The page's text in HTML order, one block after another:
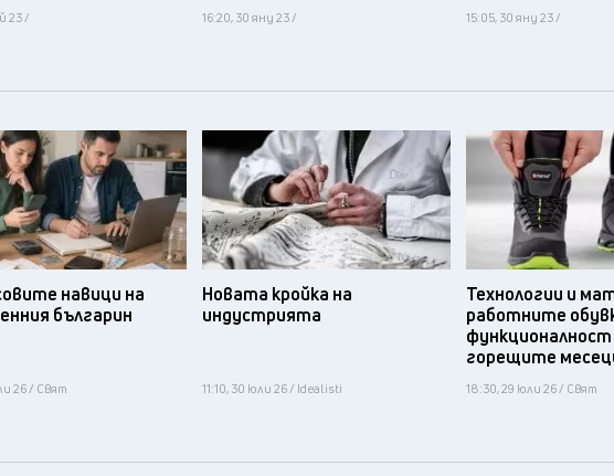
23 / 16:20, 30 яну 23 / 15:05, 30 яну 23 /
навици на
българин
26 / Свят
Новата кройка на
индустрията
11:10, 30 юли 26 / Idealisti
Технологии и
работните
функционалност
горещите
18:30, 29 юли 26 / Свят